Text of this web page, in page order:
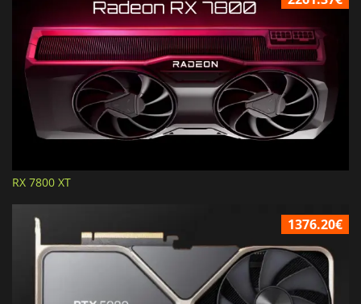
RX 7800 XT
1376.20€